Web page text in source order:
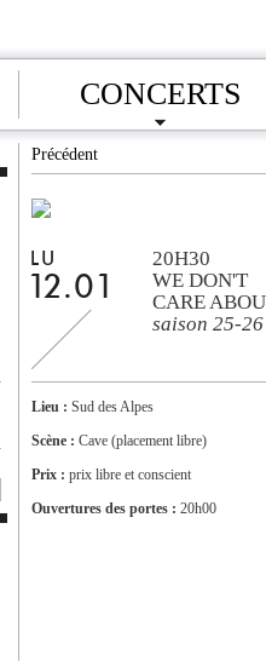
CONCERTS
Précédent
LU
12.01
20H30
WE DON'T
CARE
saison 25-26
Lieu : Sud des Alpes
Scène : Cave (placement libre)
Prix : prix libre et conscient
Ouvertures des portes : 20h00